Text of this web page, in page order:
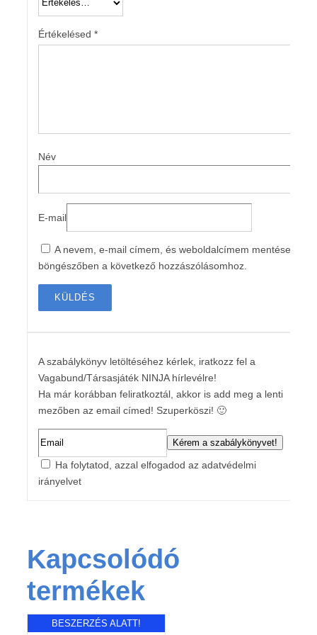
Értékelésed *
Név
E-mail
A nevem, e-mail címem, és weboldalcímem mentése a
böngészőben a következő hozzászólásomhoz.
A szabálykönyv letöltéséhez kérlek, iratkozz fel a
Vagabund/Társasjáték NINJA hírlevélre!
Ha már korábban feliratkoztál, akkor is add meg a lenti
mezőben az email címed! Szuperköszi! 🙂
Ha folytatod, azzal elfogadod az adatvédelmi
irányelvet
Kapcsolódó
termékek
BESZERZÉS ALATT!